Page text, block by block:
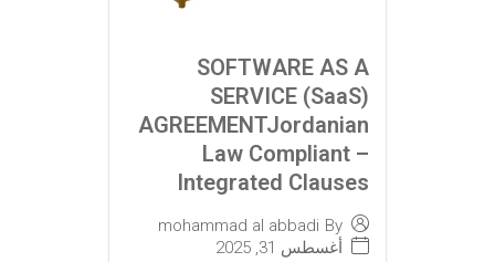
SOFTWARE AS A
SERVICE (SaaS)
AGREEMENTJordanian
Law Compliant –
Integrated Clauses
By
mohammad al abbadi
أغسطس 31, 2025